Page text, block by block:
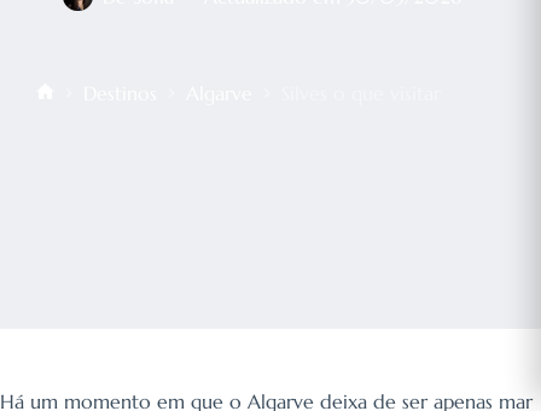
Há um momento em que o Algarve deixa de ser apenas mar